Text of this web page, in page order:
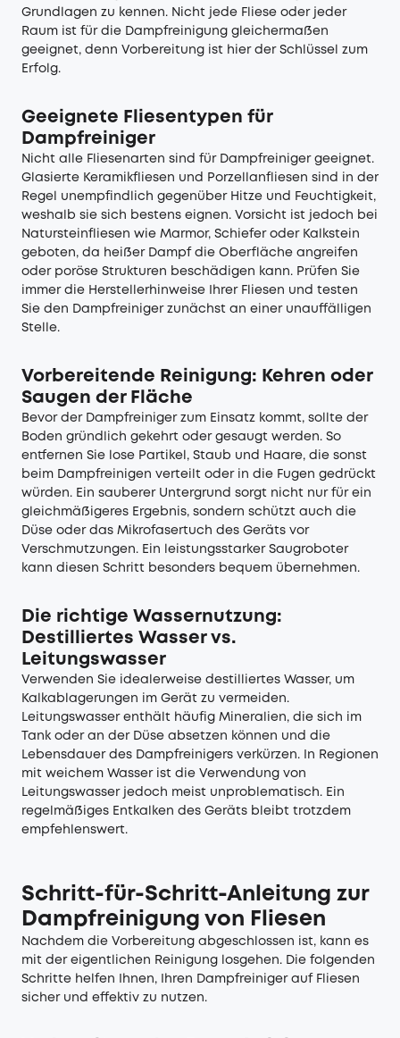
Grundlagen zu kennen. Nicht jede Fliese oder jeder
Raum ist für die Dampfreinigung gleichermaßen
geeignet, denn Vorbereitung ist hier der Schlüssel zum
Erfolg.
Geeignete Fliesentypen für
Dampfreiniger
Nicht alle Fliesenarten sind für Dampfreiniger geeignet.
Glasierte Keramikfliesen und Porzellanfliesen sind in der
Regel unempfindlich gegenüber Hitze und Feuchtigkeit,
weshalb sie sich bestens eignen. Vorsicht ist jedoch bei
Natursteinfliesen wie Marmor, Schiefer oder Kalkstein
geboten, da heißer Dampf die Oberfläche angreifen
oder poröse Strukturen beschädigen kann. Prüfen Sie
immer die Herstellerhinweise Ihrer Fliesen und testen
Sie den Dampfreiniger zunächst an einer unauffälligen
Stelle.
Vorbereitende Reinigung: Kehren oder
Saugen der Fläche
Bevor der Dampfreiniger zum Einsatz kommt, sollte der
Boden gründlich gekehrt oder gesaugt werden. So
entfernen Sie lose Partikel, Staub und Haare, die sonst
beim Dampfreinigen verteilt oder in die Fugen gedrückt
würden. Ein sauberer Untergrund sorgt nicht nur für ein
gleichmäßigeres Ergebnis, sondern schützt auch die
Düse oder das Mikrofasertuch des Geräts vor
Verschmutzungen. Ein leistungsstarker Saugroboter
kann diesen Schritt besonders bequem übernehmen.
Die richtige Wassernutzung:
Destilliertes Wasser vs.
Leitungswasser
Verwenden Sie idealerweise destilliertes Wasser, um
Kalkablagerungen im Gerät zu vermeiden.
Leitungswasser enthält häufig Mineralien, die sich im
Tank oder an der Düse absetzen können und die
Lebensdauer des Dampfreinigers verkürzen. In Regionen
mit weichem Wasser ist die Verwendung von
Leitungswasser jedoch meist unproblematisch. Ein
regelmäßiges Entkalken des Geräts bleibt trotzdem
empfehlenswert.
Schritt-für-Schritt-Anleitung zur
Dampfreinigung von Fliesen
Nachdem die Vorbereitung abgeschlossen ist, kann es
mit der eigentlichen Reinigung losgehen. Die folgenden
Schritte helfen Ihnen, Ihren Dampfreiniger auf Fliesen
sicher und effektiv zu nutzen.